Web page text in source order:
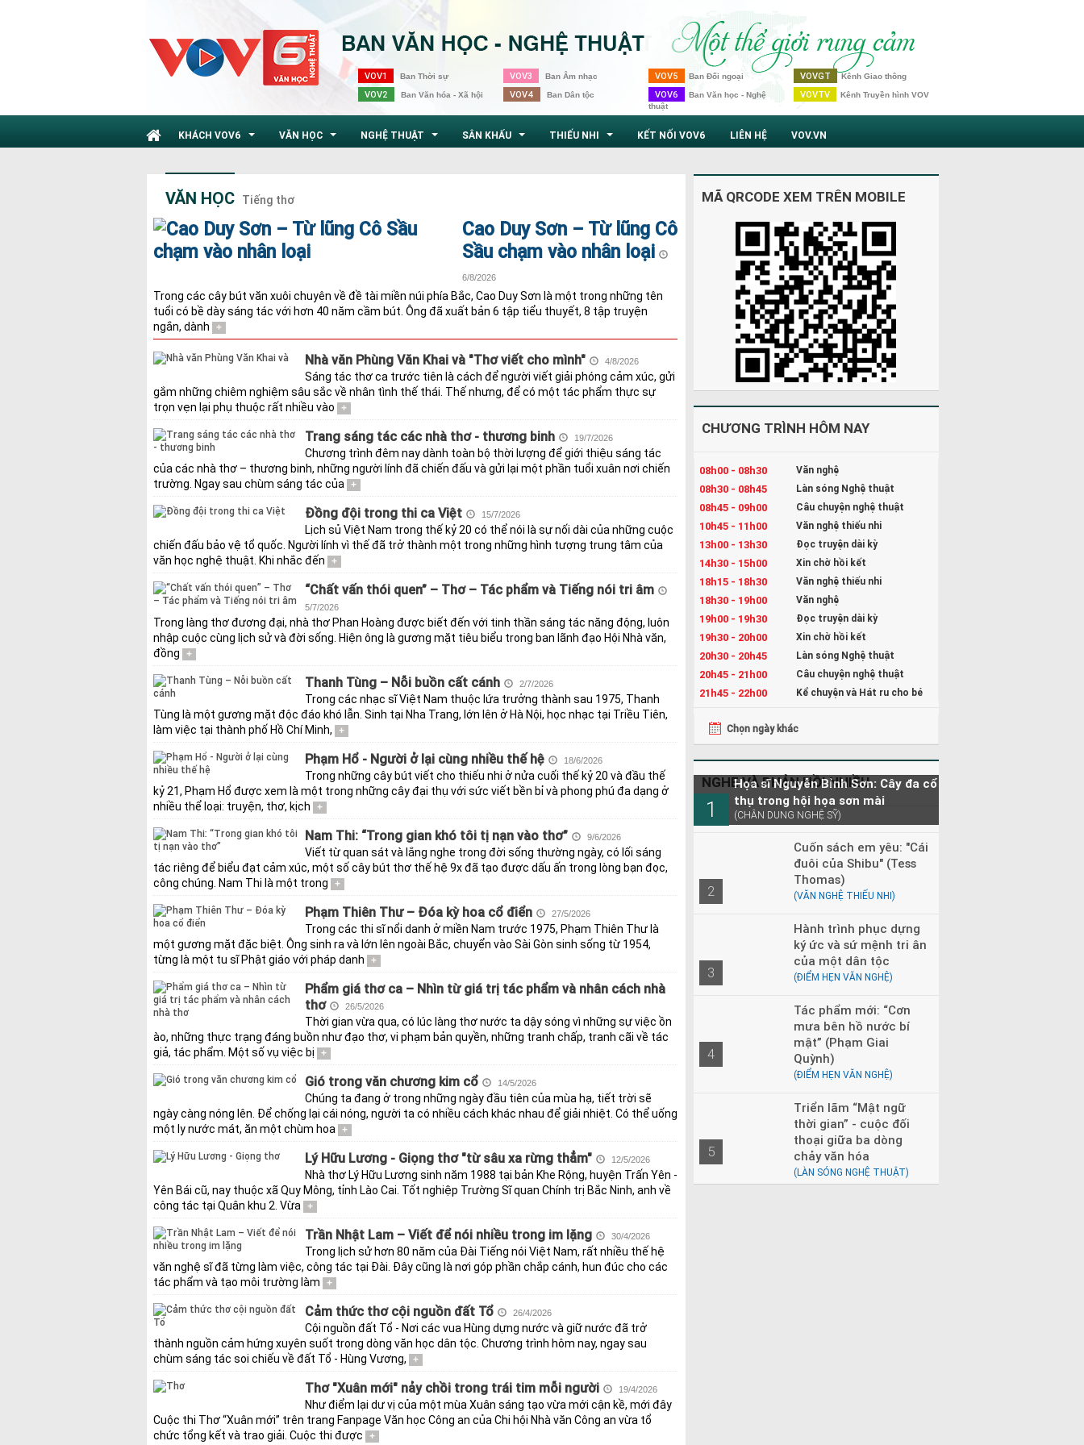
VOV1 Ban Thời sự
VOV2 Ban Văn hóa - Xã hội
VOV3 Ban Âm nhạc
VOV4 Ban Dân tộc
VOV5 Ban Đối ngoại
VOV6 Ban Văn học - Nghệ
thuật
VOVGT Kênh Giao thông
VOVTV Kênh Truyền hình VOV
KHÁCH VOV6 VĂN HỌC NGHỆ THUẬT SÂN KHẤU THIẾU NHI KẾT NỐI VOV6 LIÊN HỆ VOV.VN
VĂN HỌC Tiếng thơ
Cao Duy Sơn – Từ lũng Cô
Sầu chạm vào nhân loại
6/8/2026
Trong các cây bút văn xuôi chuyên về đề tài miền núi phía Bắc, Cao Duy Sơn là một trong những tên
tuổi có bề dày sáng tác với hơn 40 năm cầm bút. Ông đã xuất bản 6 tập tiểu thuyết, 8 tập truyện
ngắn, dành
+
Nhà văn Phùng Văn Khai và "Thơ viết cho mình" 4/8/2026
Sáng tác thơ ca trước tiên là cách để người viết giải phóng cảm xúc, gửi
gắm những chiêm nghiệm sâu sắc về nhân tình thế thái. Thế nhưng, để có một tác phẩm thực sự
trọn vẹn lại phụ thuộc rất nhiều vào
+
Trang sáng tác các nhà thơ - thương binh 19/7/2026
Chương trình đêm nay dành toàn bộ thời lượng để giới thiệu sáng tác
của các nhà thơ – thương binh, những người lính đã chiến đấu và gửi lại một phần tuổi xuân nơi chiến
trường. Ngay sau chùm sáng tác của
+
Đồng đội trong thi ca Việt 15/7/2026
Lịch sủ Việt Nam trong thế kỷ 20 có thể nói là sự nối dài của những cuộc
chiến đấu bảo vệ tổ quốc. Người lính vì thế đã trở thành một trong những hình tượng trung tâm của
văn học nghệ thuật. Khi nhắc đến
+
“Chất vấn thói quen” – Thơ – Tác phẩm và Tiếng nói tri âm
5/7/2026
Trong làng thơ đương đại, nhà thơ Phan Hoàng được biết đến với tinh thần sáng tác năng động, luôn
nhập cuộc cùng lịch sử và đời sống. Hiện ông là gương mặt tiêu biểu trong ban lãnh đạo Hội Nhà văn,
đồng
+
Thanh Tùng – Nỗi buồn cất cánh 2/7/2026
Trong các nhạc sĩ Việt Nam thuộc lứa trưởng thành sau 1975, Thanh
Tùng là một gương mặt độc đáo khó lẫn. Sinh tại Nha Trang, lớn lên ở Hà Nội, học nhạc tại Triều Tiên,
làm việc tại thành phố Hồ Chí Minh,
+
Phạm Hổ - Người ở lại cùng nhiều thế hệ 18/6/2026
Trong những cây bút viết cho thiếu nhi ở nửa cuối thế kỷ 20 và đầu thế
kỷ 21, Phạm Hổ được xem là một trong những cây đại thụ với sức viết bền bỉ và phong phú đa dạng ở
nhiều thể loại: truyện, thơ, kịch
+
Nam Thi: “Trong gian khó tôi tị nạn vào thơ” 9/6/2026
Viết từ quan sát và lắng nghe trong đời sống thường ngày, có lối sáng
tác riêng để biểu đạt cảm xúc, một số cây bút thơ thế hệ 9x đã tạo được dấu ấn trong lòng bạn đọc,
công chúng. Nam Thi là một trong
+
Phạm Thiên Thư – Đóa kỳ hoa cổ điển 27/5/2026
Trong các thi sĩ nổi danh ở miền Nam trước 1975, Phạm Thiên Thư là
một gương mặt đặc biệt. Ông sinh ra và lớn lên ngoài Bắc, chuyển vào Sài Gòn sinh sống từ 1954,
từng là một tu sĩ Phật giáo với pháp danh
+
Phẩm giá thơ ca – Nhìn từ giá trị tác phẩm và nhân cách nhà
thơ
26/5/2026
Thời gian vừa qua, có lúc làng thơ nước ta dậy sóng vì những sự việc ồn
ào, những thực trạng đáng buồn như đạo thơ, vi phạm bản quyền, những tranh chấp, tranh cãi về tác
giả, tác phẩm. Một số vụ việc bị
+
Gió trong văn chương kim cổ 14/5/2026
Chúng ta đang ở trong những ngày đầu tiên của mùa hạ, tiết trời sẽ
ngày càng nóng lên. Để chống lại cái nóng, người ta có nhiều cách khác nhau để giải nhiệt. Có thể uống
một ly nước mát, ăn một chùm hoa
+
Lý Hữu Lương - Giọng thơ "từ sâu xa rừng thẳm" 12/5/2026
Nhà thơ Lý Hữu Lương sinh năm 1988 tại bản Khe Rộng, huyện Trấn Yên -
Yên Bái cũ, nay thuộc xã Quy Mông, tỉnh Lào Cai. Tốt nghiệp Trường Sĩ quan Chính trị Bắc Ninh, anh về
công tác tại Quân khu 2. Vừa
+
Trần Nhật Lam – Viết để nói nhiều trong im lặng 30/4/2026
Trong lịch sử hơn 80 năm của Đài Tiếng nói Việt Nam, rất nhiều thế hệ
văn nghệ sĩ đã từng làm việc, công tác tại Đài. Đây cũng là nơi góp phần chắp cánh, hun đúc cho các
tác phẩm và tạo môi trường làm
+
Cảm thức thơ cội nguồn đất Tổ 26/4/2026
Cội nguồn đất Tổ - Nơi các vua Hùng dựng nước và giữ nước đã trở
thành nguồn cảm hứng xuyên suốt trong dòng văn học dân tộc. Chương trình hôm nay, ngay sau
chùm sáng tác soi chiếu về đất Tổ - Hùng Vương,
+
Thơ "Xuân mới" nảy chồi trong trái tim mỗi người 19/4/2026
Như điểm lại dư vị của một mùa Xuân sáng tạo vừa mới cận kề, mới đây
Cuộc thi Thơ “Xuân mới” trên trang Fanpage Văn học Công an của Chi hội Nhà văn Công an vừa tổ
chức tổng kết và trao giải. Cuộc thi được
+
MÃ QRCODE XEM TRÊN MOBILE
CHƯƠNG TRÌNH HÔM NAY
08h00 - 08h30 Văn nghệ
08h30 - 08h45 Làn sóng Nghệ thuật
08h45 - 09h00 Câu chuyện nghệ thuật
10h45 - 11h00 Văn nghệ thiếu nhi
13h00 - 13h30 Đọc truyện dài kỳ
14h30 - 15h00 Xin chờ hồi kết
18h15 - 18h30 Văn nghệ thiếu nhi
18h30 - 19h00 Văn nghệ
19h00 - 19h30 Đọc truyện dài kỳ
19h30 - 20h00 Xin chờ hồi kết
20h30 - 20h45 Làn sóng Nghệ thuật
20h45 - 21h00 Câu chuyện nghệ thuật
21h45 - 22h00 Kể chuyện và Hát ru cho bé
Chọn ngày khác
NGHE VÀ PHẢN HỒI NHIỀU
1
Họa sĩ Nguyễn Bỉnh Sơn: Cây đa cổ
thụ trong hội họa sơn mài
(CHÂN DUNG NGHỆ SỸ)
2
Cuốn sách em yêu: "Cái
đuôi của Shibu" (Tess
Thomas)
(VĂN NGHỆ THIẾU NHI)
3
Hành trình phục dựng
ký ức và sứ mệnh tri ân
của một dân tộc
(ĐIỂM HẸN VĂN NGHỆ)
4
Tác phẩm mới: “Cơn
mưa bên hồ nước bí
mật” (Phạm Giai
Quỳnh)
(ĐIỂM HẸN VĂN NGHỆ)
5
Triển lãm “Mật ngữ
thời gian” - cuộc đối
thoại giữa ba dòng
chảy văn hóa
(LÀN SÓNG NGHỆ THUẬT)